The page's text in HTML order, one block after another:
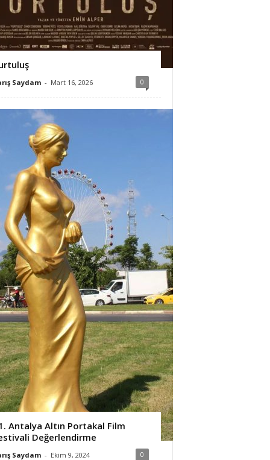
Saydam - Mart 16, 2026 0
Antalya Altın Portakal Film
Değerlendirme
Saydam - Ekim 9, 2024 0